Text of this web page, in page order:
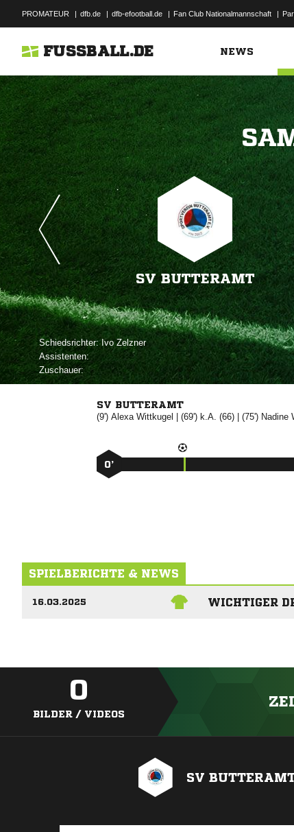
PROMATEUR | dfb.de | dfb-efootball.de | Fan Club Nationalmannschaft |
FUSSBALL.DE NEWS
SV BUTTERAMT
Schiedsrichter: 
Assistenten:
Zuschauer:
SV BUTTERAMT
(9')  | (69') k.A. (66) | (75') 
0’
SPIELBERICHTE & NEWS
16.03.2025 WICHTIGER
0
BILDER / VIDEOS
SV